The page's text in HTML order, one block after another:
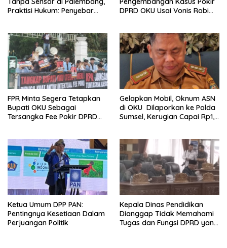
Praktisi Hukum: Penyebar
DPRD OKU Usai Vonis Robi
FPR Minta Segera Tetapkan
Bupati OKU Sebagai
Tersangka Fee Pokir DPRD
Gelapkan Mobil, Oknum ASN
di OKU Dilaporkan ke Polda
Sumsel, Kerugian Capai Rp1,2
Ketua Umum DPP PAN:
Pentingnya Kesetiaan Dalam
Perjuangan Politik
Kepala Dinas Pendidikan
Dianggap Tidak Memahami
Tugas dan Fungsi DPRD yang